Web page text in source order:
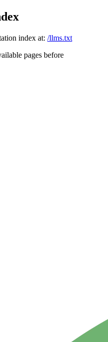
index at: /llms.txt
pages before